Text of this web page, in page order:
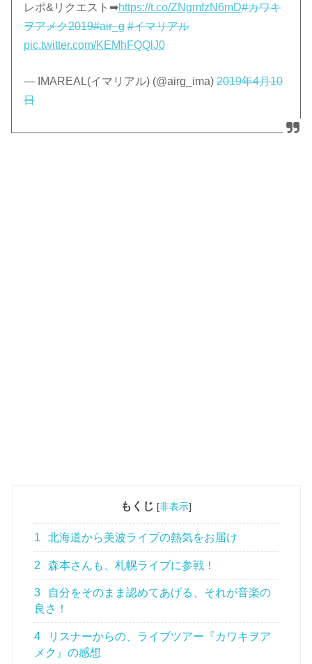
レポ&リクエスト➡︎https://t.co/ZNgmfzN6mD#カワキ
ヲアメク2019#air_g #イマリアル
pic.twitter.com/KEMhFQQlJ0
— IMAREAL(イマリアル) (@airg_ima)2019年4月10
日
もくじ [非表示]
1 北海道から美波ライブの熱気をお届け
2 森本さんも、札幌ライブに参戦！
3
自分をそのまま認めてあげる、それが音楽の
良さ！
4
リスナーからの、ライブツアー『カワキヲア
メク』の感想